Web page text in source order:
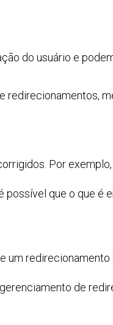
do usuário e
redirecionamentos,
Por
possível que o que é
um redirecionamento
de